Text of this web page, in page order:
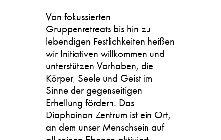
Von fokussierten
Gruppenretreats bis hin zu
lebendigen Festlichkeiten heißen
wir Initiativen willkommen und
unterstützen Vorhaben, die
Körper, Seele und Geist im
Sinne der gegenseitigen
Erhellung fördern. Das
Diaphainon Zentrum ist ein Ort,
an dem unser Menschsein auf